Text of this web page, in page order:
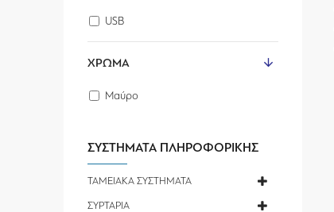
USB
ΧΡΏΜΑ
Μαύρο
ΣΥΣΤΗΜΑΤΑ ΠΛΗΡΟΦΟΡΙΚΗΣ
ΤΑΜΕΙΑΚΑ ΣΥΣΤΗΜΑΤΑ
ΣΥΡΤΑΡΙΑ